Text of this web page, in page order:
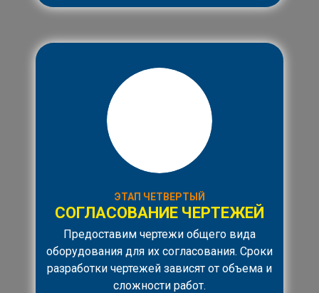
ЭТАП ЧЕТВЕРТЫЙ
СОГЛАСОВАНИЕ ЧЕРТЕЖЕЙ
Предоставим чертежи общего вида
оборудования для их согласования. Сроки
разработки чертежей зависят от объема и
сложности работ.